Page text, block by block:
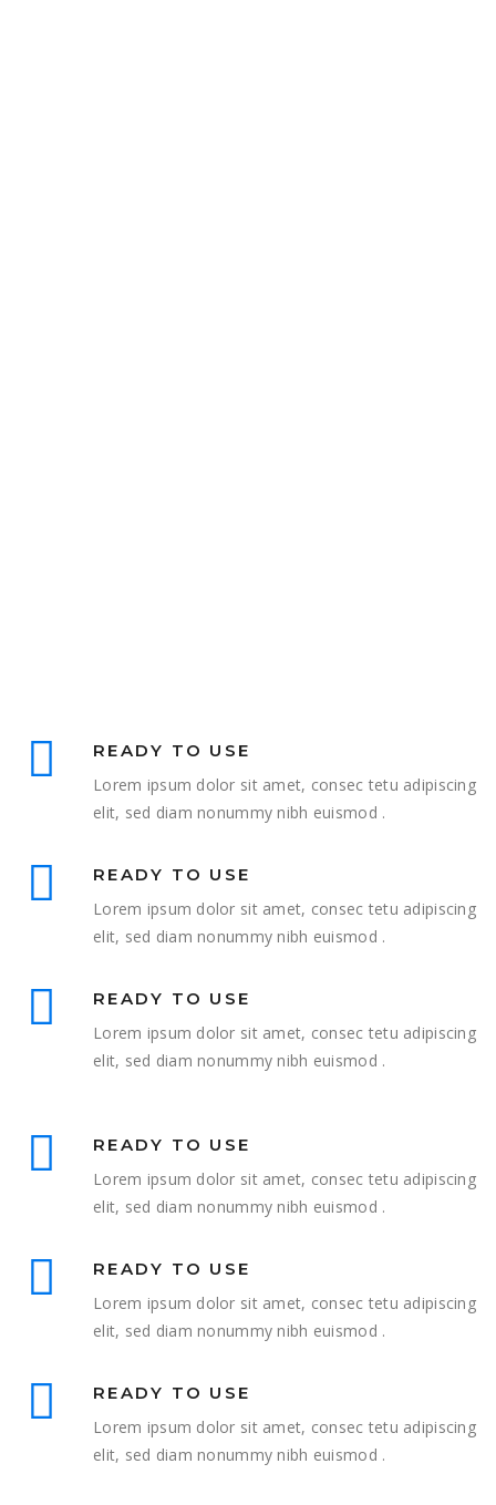
READY TO USE
Lorem ipsum dolor sit amet, consec tetu adipiscing
elit, sed diam nonummy nibh euismod .
READY TO USE
Lorem ipsum dolor sit amet, consec tetu adipiscing
elit, sed diam nonummy nibh euismod .
READY TO USE
Lorem ipsum dolor sit amet, consec tetu adipiscing
elit, sed diam nonummy nibh euismod .
READY TO USE
Lorem ipsum dolor sit amet, consec tetu adipiscing
elit, sed diam nonummy nibh euismod .
READY TO USE
Lorem ipsum dolor sit amet, consec tetu adipiscing
elit, sed diam nonummy nibh euismod .
READY TO USE
Lorem ipsum dolor sit amet, consec tetu adipiscing
elit, sed diam nonummy nibh euismod .